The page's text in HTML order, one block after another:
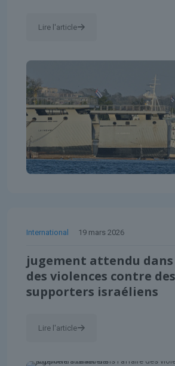
Lire l'article
International 19 mars 2026
jugement attendu dans
des violences contre des
supporters israéliens
Lire l'article